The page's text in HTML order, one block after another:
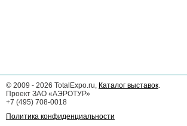
© 2009 - 2026 TotalExpo.ru, Каталог выставок.
Проект ЗАО «АЭРОТУР»
+7 (495) 708-0018
Политика конфиденциальности